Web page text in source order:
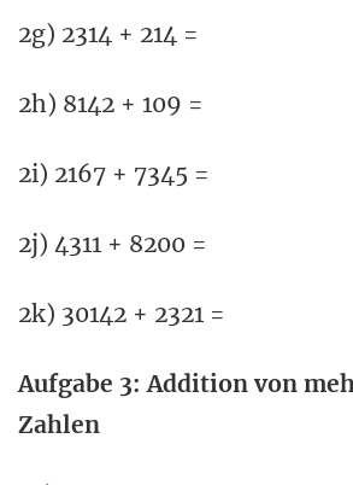
2g) 2314 + 214 =
2h) 8142 + 109 =
2i) 2167 + 7345 =
2j) 4311 + 8200 =
2k) 30142 + 2321 =
Aufgabe 3: Addition von
Zahlen